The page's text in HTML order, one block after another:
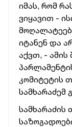
იმას, რომ
ვიყავით -
იტანენ და
აქვთ, - ამის
კომიტეტის
სამხარაძემ
სამხარაძის